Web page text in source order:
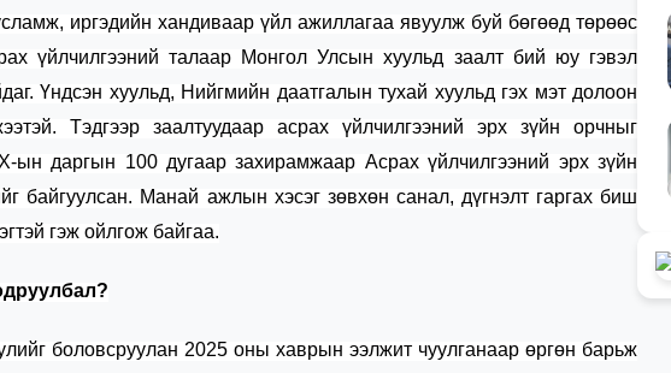
, иргэдийн хандиваар үйл ажиллагаа явуулж буй бөгөөд төрөөс
үйлчилгээний талаар Монгол Улсын хуульд заалт бий юу гэвэл
Үндсэн хуульд, Н ийгмийн даатгалын тухай хуульд гэх мэт долоон
Тэдгээр заалтуудаар асрах үйлчилгээний эрх зүйн орчныг
ын даргын 100 дугаар захирамжаар Асрах үйлчилгээний эрх зүйн
байгуулсан. Манай ажлын хэсэг зөвхөн санал, дүгнэлт гаргах биш
гэж ойлгож байгаа.
боловсруулан 2025 оны хаврын ээлжит чуулганаар өргөн барьж